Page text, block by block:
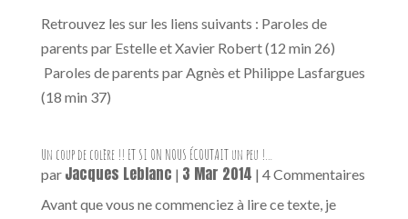
Retrouvez les sur les liens suivants : Paroles de
parents par Estelle et Xavier Robert (12 min 26)
Paroles de parents par Agnès et Philippe Lasfargues
(18 min 37)
Un coup de colère !! ET SI ON NOUS ÉCOUTAIT un peu !…
par Jacques Leblanc | 3 Mar 2014 | 4 Commentaires
Avant que vous ne commenciez à lire ce texte, je